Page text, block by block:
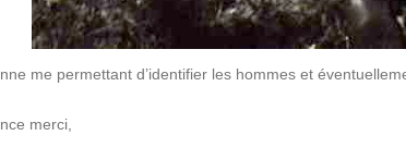
me permet­tant d’iden­ti­fier les hommes et
merci,